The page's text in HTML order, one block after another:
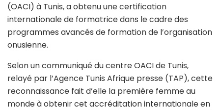
(OACI) à Tunis, a obtenu une certification
internationale de formatrice dans le cadre des
programmes avancés de formation de l’organisation
onusienne.
Selon un communiqué du centre OACI de Tunis,
relayé par l’Agence Tunis Afrique presse (TAP), cette
reconnaissance fait d’elle la première femme au
monde à obtenir cet accréditation internationale en